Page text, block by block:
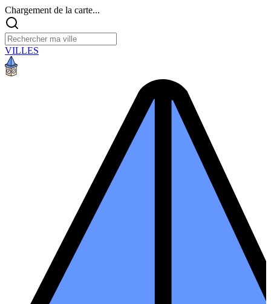
Chargement de la carte...
VILLES